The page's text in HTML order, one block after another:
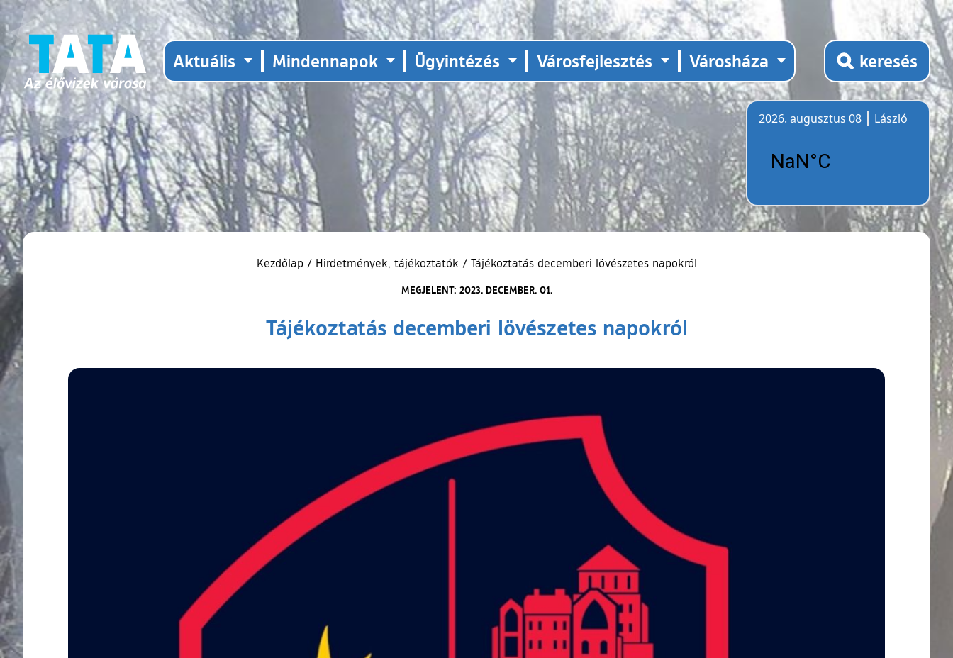
Aktuális Mindennapok Ügyintézés Városfejlesztés Városháza keresés
2026. augusztus 08
László
Kezdőlap / Hirdetmények, tájékoztatók / Tájékoztatás decemberi lövészetes napokról
MEGJELENT: 2023. DECEMBER. 01.
Tájékoztatás decemberi lövészetes napokról